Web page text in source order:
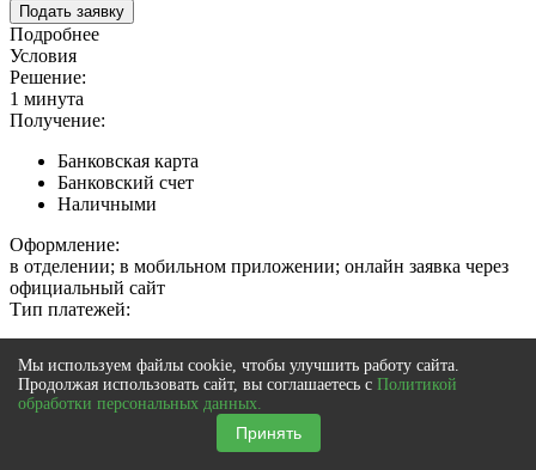
Подать заявку
Подробнее
Условия
Решение:
1 минута
Получение:
Банковская карта
Банковский счет
Наличными
Оформление:
в отделении; в мобильном приложении; онлайн заявка через
официальный сайт
Тип платежей:
Документы
Обязательные:
Мы используем файлы cookie, чтобы улучшить работу сайта.
Продолжая использовать сайт, вы соглашаетесь с Политикой
обработки персональных данных.
Принять